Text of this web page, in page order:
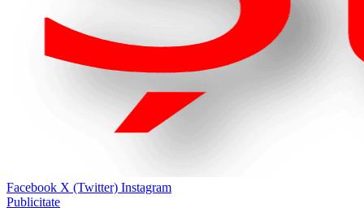
Facebook X (Twitter) Instagram
Publicitate